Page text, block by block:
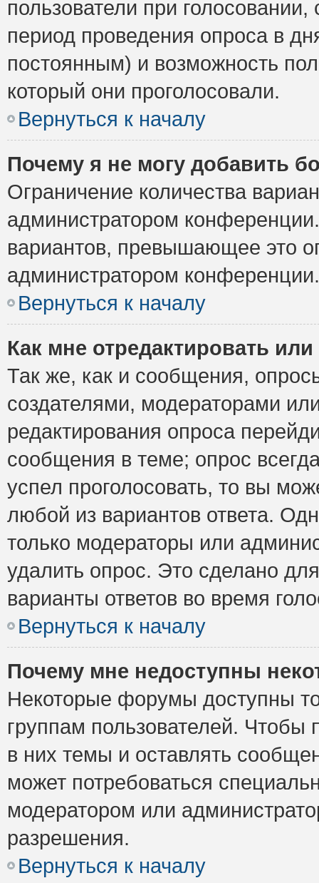
пользователи при
период проведения опроса в
постоянным) и возможность
который они проголосовали.
Вернуться к началу
Почему я не могу добавить
Ограничение количества
администратором
вариантов, превышающее это
администратором конференции.
Вернуться к началу
Как мне отредактировать
Так же, как и сообщения,
создателями, модераторами
редактирования опроса
сообщения в теме; опрос
успел проголосовать, то вы
любой из вариантов ответа.
только модераторы или
удалить опрос. Это сделано
варианты ответов во время
Вернуться к началу
Почему мне недоступны
Некоторые форумы доступны
группам пользователей. Чтобы
в них темы и оставлять
может потребоваться
модератором или
разрешения.
Вернуться к началу